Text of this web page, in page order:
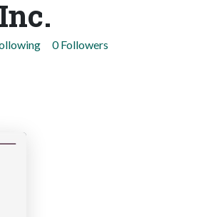
0 Followers